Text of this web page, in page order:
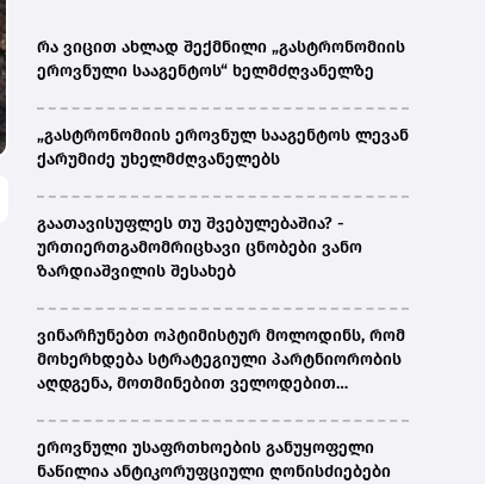
რა ვიცით ახლად შექმნილი „გასტრონომიის
ეროვნული სააგენტოს“ ხელმძღვანელზე
„გასტრონომიის ეროვნულ სააგენტოს ლევან
ქარუმიძე უხელმძღვანელებს
გაათავისუფლეს თუ შვებულებაშია? -
ურთიერთგამომრიცხავი ცნობები ვანო
ზარდიაშვილის შესახებ
ვინარჩუნებთ ოპტიმისტურ მოლოდინს, რომ
მოხერხდება სტრატეგიული პარტნიორობის
აღდგენა, მოთმინებით ველოდებით
ეროვნული უსაფრთხოების განუყოფელი
ნაწილია ანტიკორუფციული ღონისძიებები